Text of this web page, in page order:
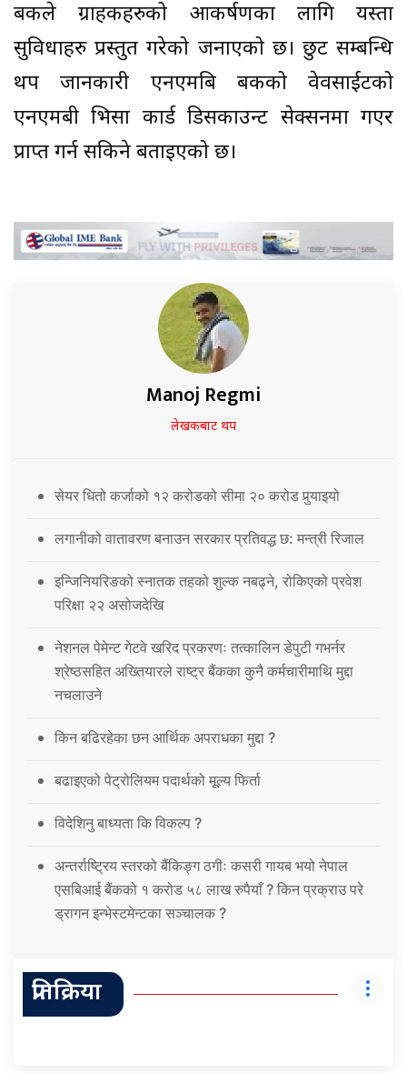
बैंकले ग्राहकहरुको आकर्षणका लागि यस्ता
सुविधाहरु प्रस्तुत गरेको जनाएको छ। छुट सम्बन्धि
थप जानकारी एनएमबि बैंकको वेवसाईटको
एनएमबी भिसा कार्ड डिसकाउन्ट सेक्सनमा गएर
प्राप्त गर्न सकिने बताइएको छ।
Manoj Regmi
लेखकबाट थप
सेयर धितो कर्जाको १२ करोडको सीमा २० करोड पुर्‍याइयो
लगानीको वातावरण बनाउन सरकार प्रतिवद्ध छ: मन्त्री रिजाल
इन्जिनियरिङको स्नातक तहको शुल्क नबढ्ने, रोकिएको प्रवेश
परिक्षा २२ असोजदेखि
नेशनल पेमेन्ट गेटवे खरिद प्रकरणः तत्कालिन डेपुटी गभर्नर
श्रेष्ठसहित अख्तियारले राष्ट्र बैंकका कुनै कर्मचारीमाथि मुद्दा
नचलाउने
किन बढिरहेका छन आर्थिक अपराधका मुद्दा ?
बढाइएको पेट्रोलियम पदार्थको मूल्य फिर्ता
विदेशिनु बाध्यता कि विकल्प ?
अन्तर्राष्ट्रिय स्तरको बैंकिङ्ग ठगीः कसरी गायब भयो नेपाल
एसबिआई बैंकको १ करोड ५८ लाख रुपैयाँ ? किन प्रक्राउ परे
ड्रागन इन्भेस्टमेन्टका सञ्चालक ?
प्रतिक्रिया